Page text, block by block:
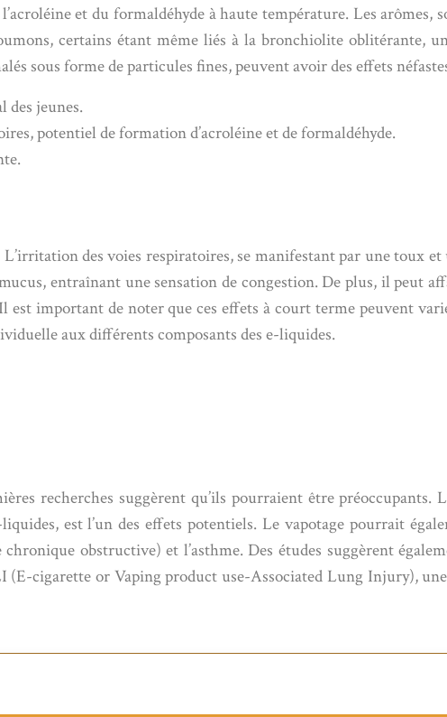
et du formaldéhyde à haute température. Les arômes,
certains étant même liés à la bronchiolite oblitérante,
sous forme de particules fines, peuvent avoir des effets
des jeunes.
potentiel de formation d’acroléine et de formaldéhyde.
des voies respiratoires, se manifestant par une toux et
entraînant une sensation de congestion. De plus, il peut
important de noter que ces effets à court terme peuvent
aux différents composants des e-liquides.
recherches suggèrent qu’ils pourraient être préoccupants.
est l’un des effets potentiels. Le vapotage pourrait
obstructive) et l’asthme. Des études suggèrent
(E-cigarette or Vaping product use-Associated Lung Injury),